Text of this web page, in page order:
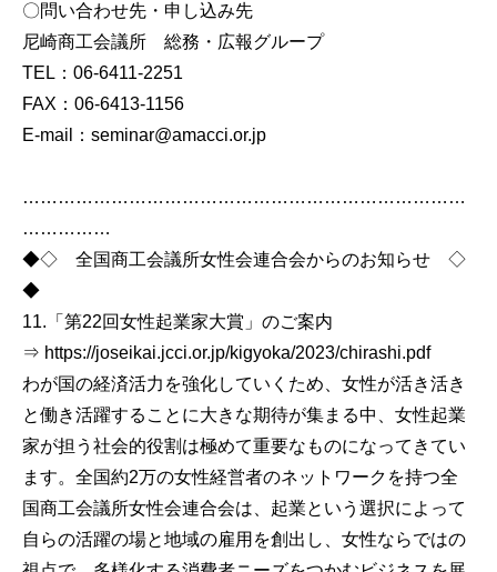
〇問い合わせ先・申し込み先
尼崎商工会議所 総務・広報グループ
TEL：06-6411-2251
FAX：06-6413-1156
E-mail：seminar@amacci.or.jp
…………………………………………………………………
……………
◆◇ 全国商工会議所女性会連合会からのお知らせ ◇
◆
11.「第22回女性起業家大賞」のご案内
⇒ https://joseikai.jcci.or.jp/kigyoka/2023/chirashi.pdf
わが国の経済活力を強化していくため、女性が活き活き
と働き活躍することに大きな期待が集まる中、女性起業
家が担う社会的役割は極めて重要なものになってきてい
ます。全国約2万の女性経営者のネットワークを持つ全
国商工会議所女性会連合会は、起業という選択によって
自らの活躍の場と地域の雇用を創出し、女性ならではの